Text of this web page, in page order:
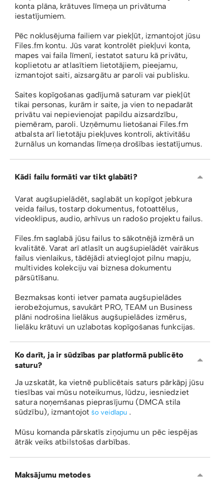
konta plāna, krātuves līmeņa un privātuma
iestatījumiem.
Pēc noklusējuma failiem var piekļūt, izmantojot jūsu
Files.fm kontu. Jūs varat kontrolēt piekļuvi konta,
mapes vai faila līmenī, iestatot saturu kā privātu,
koplietotu ar atlasītiem lietotājiem, pieejamu,
izmantojot saiti, aizsargātu ar paroli vai publisku.
Saites kopīgošanas gadījumā saturam var piekļūt
tikai personas, kurām ir saite, ja vien to nepadarāt
privātu vai nepievienojat papildu aizsardzību,
piemēram, paroli. Uzņēmumu lietošanai Files.fm
atbalsta arī lietotāju piekļuves kontroli, aktivitāšu
žurnālus un komandas līmeņa drošības iestatījumus.
Kādi failu formāti var tikt glabāti?
Varat augšupielādēt, saglabāt un kopīgot jebkura
veida failus, tostarp dokumentus, fotoattēlus,
videoklipus, audio, arhīvus un radošo projektu failus.
Files.fm saglabā jūsu failus to sākotnējā izmērā un
kvalitātē. Varat arī atlasīt un augšupielādēt vairākus
failus vienlaikus, tādējādi atvieglojot pilnu mapju,
multivides kolekciju vai biznesa dokumentu
pārsūtīšanu.
Bezmaksas konti ietver pamata augšupielādes
ierobežojumus, savukārt PRO, TEAM un Business
plāni nodrošina lielākus augšupielādes izmērus,
lielāku krātuvi un uzlabotas kopīgošanas funkcijas.
Ko darīt, ja ir sūdzības par platformā publicēto
saturu?
Ja uzskatāt, ka vietnē publicētais saturs pārkāpj jūsu
tiesības vai mūsu noteikumus, lūdzu, iesniedziet
satura noņemšanas pieprasījumu (DMCA stila
sūdzību), izmantojotšo veidlapu .
Mūsu komanda pārskatīs ziņojumu un pēc iespējas
ātrāk veiks atbilstošas ​​darbības.
Maksājumu metodes